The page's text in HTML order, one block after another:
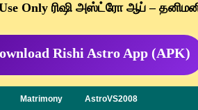
Only ரிஷி அஸ்ட்ரோ ஆப் –
Rishi Astro App (APK)
Matrimony AstroVS2008